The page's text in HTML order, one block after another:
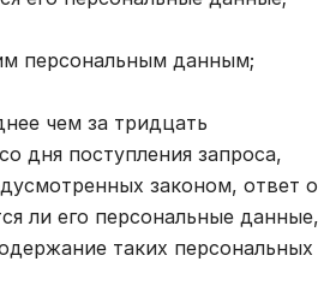
персональным данным;
чем за тридцать
дня поступления запроса,
законом, ответ о
ли его персональные данные,
таких персональных